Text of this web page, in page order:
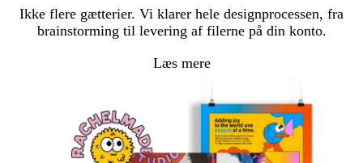
Ikke flere gætterier. Vi klarer hele designprocessen, fra
brainstorming til levering af filerne på din konto.
Læs mere